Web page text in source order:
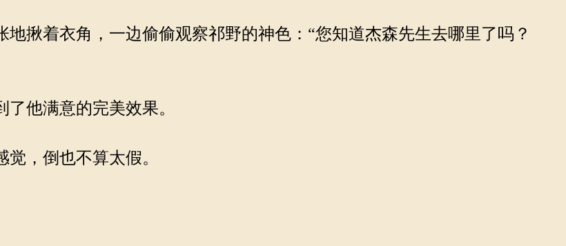
揪着衣角，一边偷偷观察祁野的神色：“您知道杰森先生去哪里了吗？
他满意的完美效果。
，倒也不算太假。